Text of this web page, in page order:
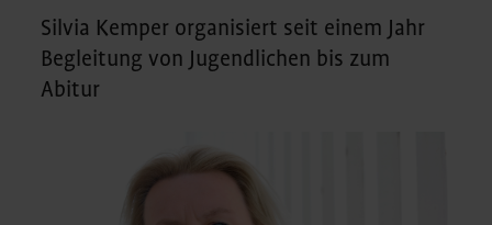
Silvia Kemper organisiert seit einem Jahr
Begleitung von Jugendlichen bis zum
Abitur